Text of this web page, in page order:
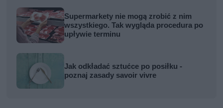
Supermarkety nie mogą zrobić z nim
wszystkiego. Tak wygląda procedura po
upływie terminu
Jak odkładać sztućce po posiłku -
poznaj zasady savoir vivre